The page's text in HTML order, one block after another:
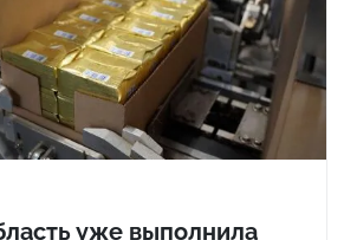
уже выполнила